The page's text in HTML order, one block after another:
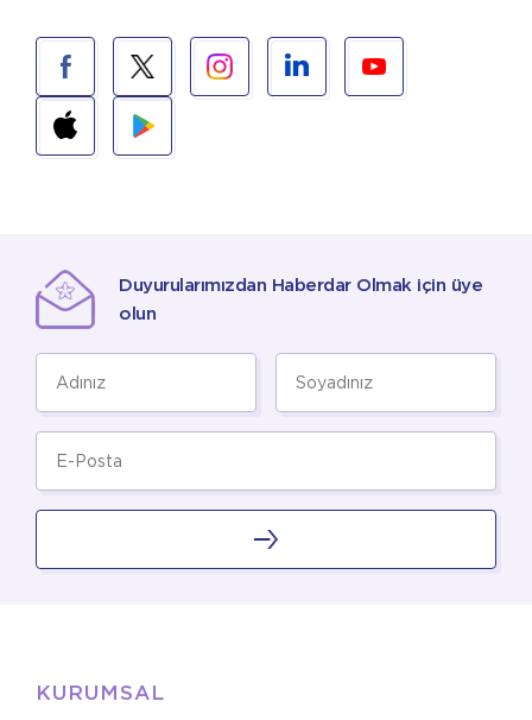
Duyurularımızdan Haberdar Olmak için üye
olun
KURUMSAL